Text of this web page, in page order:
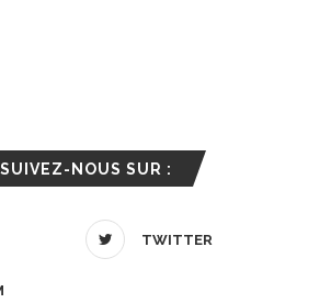
SUIVEZ-NOUS SUR :
TWITTER